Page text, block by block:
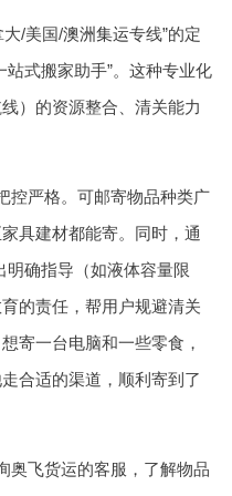
大/美国/澳洲集运专线”的定
式搬家助手”。这种专业化
）的资源整合、清关能力
控严格。可邮寄物品种类广
具建材都能寄。同时，通
明确指导（如液体容量限
的责任，帮用户规避清关
寄一台电脑和一些零食，
合适的渠道，顺利寄到了
奥飞货运的客服，了解物品